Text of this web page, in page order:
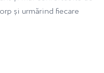
și urmărind fiecare